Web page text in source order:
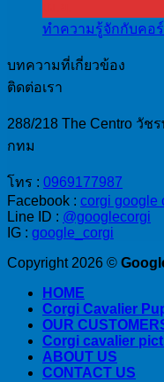
ทำความรู้จักกับคอ
บทความที่เกี่ยวข้อง
ติดต่อเรา
288/218 The Centro วั
กทม
โทร : 0969177987
Facebook : corgi google
Line ID : @googlecorgi
IG : google_corgi
Copyright 2026 ©
HOME
Corgi Cavalier
OUR
Corgi cavalier
ABOUT US
CONTACT US